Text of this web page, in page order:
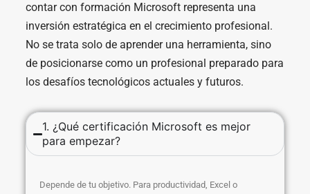
contar con formación Microsoft representa una
inversión estratégica en el crecimiento profesional.
No se trata solo de aprender una herramienta, sino
de posicionarse como un profesional preparado para
los desafíos tecnológicos actuales y futuros.
1. ¿Qué certificación Microsoft es mejor
para empezar?
Depende de tu objetivo. Para productividad, Excel o